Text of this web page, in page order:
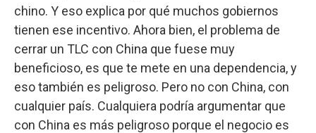
chino. Y eso explica por qué muchos gobiernos
tienen ese incentivo. Ahora bien, el problema de
cerrar un TLC con China que fuese muy
beneficioso, es que te mete en una dependencia, y
eso también es peligroso. Pero no con China, con
cualquier país. Cualquiera podría argumentar que
con China es más peligroso porque el negocio es